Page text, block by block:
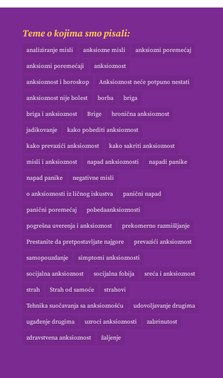
Teme o kojima smo pisali:
analiziranje misli anksiozne misli anksiozni poremećaj
anksiozni poremećaji anksioznost
anksioznost i horoskop Anksioznost neće potpuno nestati
anksioznost nije bolest borba briga
briga i anksioznost Brige hronična anksioznost
jadikovanje kako pobediti anksioznost
kako prevazići anksioznost kako sakriti anksioznost
misli i anksioznost napad anksioznosti napadi panike
napad panike negativne misli
o anksioznosti iz ličnog iskustva panični napad
panični poremećaj pobedaanksioznosti
pogrešna uverenja i anksioznost prekomerno razmišljanje
Prestanite da pretpostavljate najgore prevazići anksioznost
samopouzdanje simptomi anksioznosti
socijalna anksioznost socijalna fobija sreća i anksioznost
strah Strah od samoće strahovi
Tehnika suočavanja sa anksioznošću udovoljavanje drugima
ugađenje drugima uzroci anksioznosti zabrinutost
zdravstvena anksioznost žaljenje